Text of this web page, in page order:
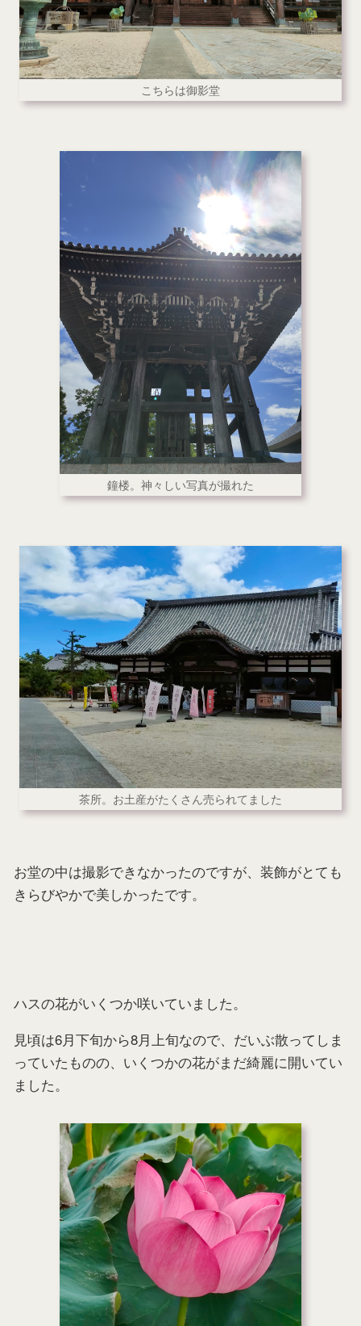
こちらは御影堂
鐘楼。神々しい写真が撮れた
茶所。お土産がたくさん売られてました
お堂の中は撮影できなかったのですが、装飾がとても
きらびやかで美しかったです。
ハスの花がいくつか咲いていました。
見頃は6月下旬から8月上旬なので、だいぶ散ってしま
っていたものの、いくつかの花がまだ綺麗に開いてい
ました。